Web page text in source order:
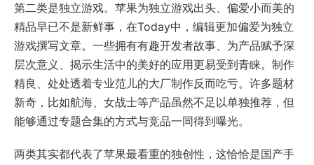
第二类是独立游戏。苹果为独立游戏出头、偏爱小而美的
精品早已不是新鲜事，在Today中，编辑更加偏爱为独立
游戏撰写文章。一些拥有有趣开发者故事、为产品赋予深
层次意义、揭示生活中的美好的应用更易受到青睐。制作
精良、处处透着专业范儿的大厂制作反而吃亏。许多题材
新奇，比如航海、女战士等产品虽然不足以单独推荐，但
能够通过专题合集的方式与竞品一同得到曝光。
两类其实都代表了苹果最看重的独创性，这恰恰是国产手